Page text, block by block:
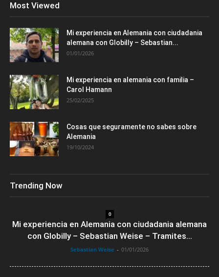
Most Viewed
Mi experiencia en Alemania con ciudadania
alemana con Globilly – Sebastian...
01/01/2026
Mi experiencia en alemania con familia –
Carol Hamann
25/02/2025
Cosas que seguramente no sabes sobre
Alemania
19/10/2024
Trending Now
0
Mi experiencia en Alemania con ciudadania alemana
con Globilly – Sebastian Weise – Tramites...
Sebastian Weise - 01/01/2026